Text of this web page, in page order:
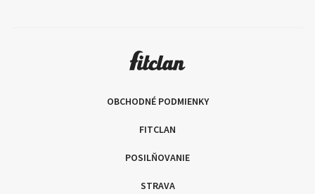
OBCHODNÉ PODMIENKY
FITCLAN
POSILŇOVANIE
STRAVA